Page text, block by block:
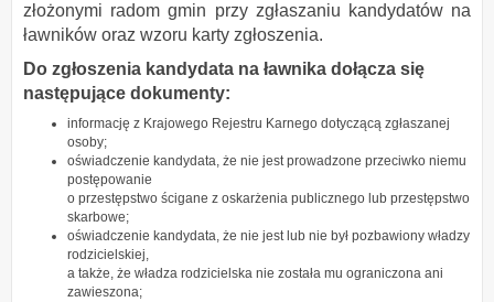
złożonymi radom gmin przy zgłaszaniu kandydatów na
ławników oraz wzoru karty zgłoszenia.
Do zgłoszenia kandydata na ławnika dołącza się
następujące dokumenty:
informację z Krajowego Rejestru Karnego dotyczącą zgłaszanej
osoby;
oświadczenie kandydata, że nie jest prowadzone przeciwko niemu
postępowanie
o przestępstwo ścigane z oskarżenia publicznego lub przestępstwo
skarbowe;
oświadczenie kandydata, że nie jest lub nie był pozbawiony władzy
rodzicielskiej,
a także, że władza rodzicielska nie została mu ograniczona ani
zawieszona;